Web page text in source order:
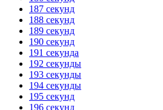
187 секунд
188 секунд
189 секунд
190 секунд
191 секунда
192 секунды
193 секунды
194 секунды
195 секунд
196 секунд